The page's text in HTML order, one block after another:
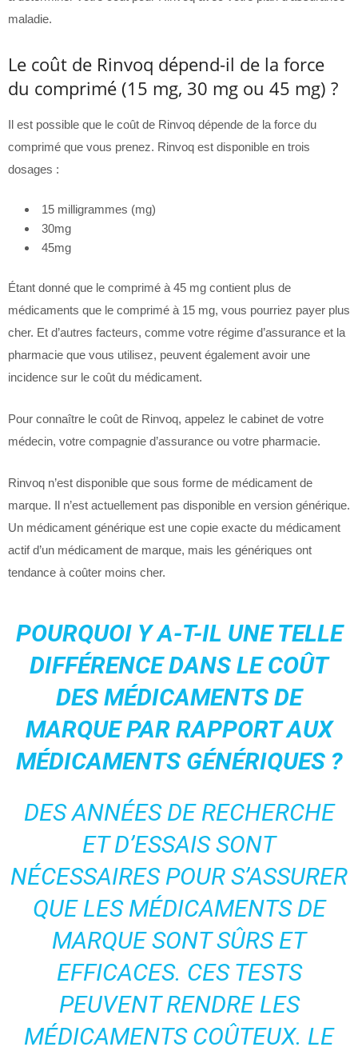
maladie.
Le coût de Rinvoq dépend-il de la force
du comprimé (15 mg, 30 mg ou 45 mg) ?
Il est possible que le coût de Rinvoq dépende de la force du
comprimé que vous prenez. Rinvoq est disponible en trois
dosages :
15 milligrammes (mg)
30mg
45mg
Étant donné que le comprimé à 45 mg contient plus de
médicaments que le comprimé à 15 mg, vous pourriez payer plus
cher. Et d’autres facteurs, comme votre régime d’assurance et la
pharmacie que vous utilisez, peuvent également avoir une
incidence sur le coût du médicament.
Pour connaître le coût de Rinvoq, appelez le cabinet de votre
médecin, votre compagnie d’assurance ou votre pharmacie.
Rinvoq n’est disponible que sous forme de médicament de
marque. Il n’est actuellement pas disponible en version générique.
Un médicament générique est une copie exacte du médicament
actif d’un médicament de marque, mais les génériques ont
tendance à coûter moins cher.
POURQUOI Y A-T-IL UNE TELLE
DIFFÉRENCE DANS LE COÛT
DES MÉDICAMENTS DE
MARQUE PAR RAPPORT AUX
MÉDICAMENTS GÉNÉRIQUES ?
DES ANNÉES DE RECHERCHE
ET D’ESSAIS SONT
NÉCESSAIRES POUR S’ASSURER
QUE LES MÉDICAMENTS DE
MARQUE SONT SÛRS ET
EFFICACES. CES TESTS
PEUVENT RENDRE LES
MÉDICAMENTS COÛTEUX. LE